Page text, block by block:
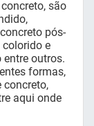
são
pós-
colorido e
outros.
formas,
concreto,
aqui onde